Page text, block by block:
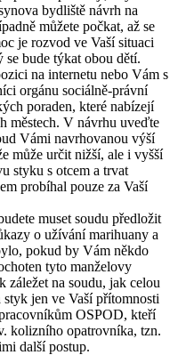
bydliště návrh na
můžete počkat, až se
je rozvod ve Vaší situaci
se bude týkat obou dětí.
na internetu nebo Vám s
orgánu sociálně-právní
poraden, které nabízejí
městech. V návrhu uveďte
Vámi navrhovanou výší
může určit nižší, ale i vyšší
styku s otcem a trvat
probíhal pouze za Vaší
muset soudu předložit
o užívání marihuany a
pokud by Vám někdo
tyto manželovy
záležet na soudu, jak celou
styk jen ve Vaší přítomnosti
OSPOD, kteří
kolizního opatrovníka, tzn.
další postup.